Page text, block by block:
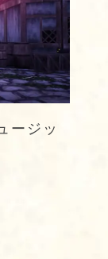
ージッ